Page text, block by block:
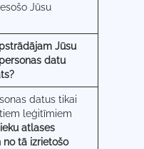
Jūsu
Jūsu
datu
datus tikai
leģitīmiem
atlases
no tā izrietošo